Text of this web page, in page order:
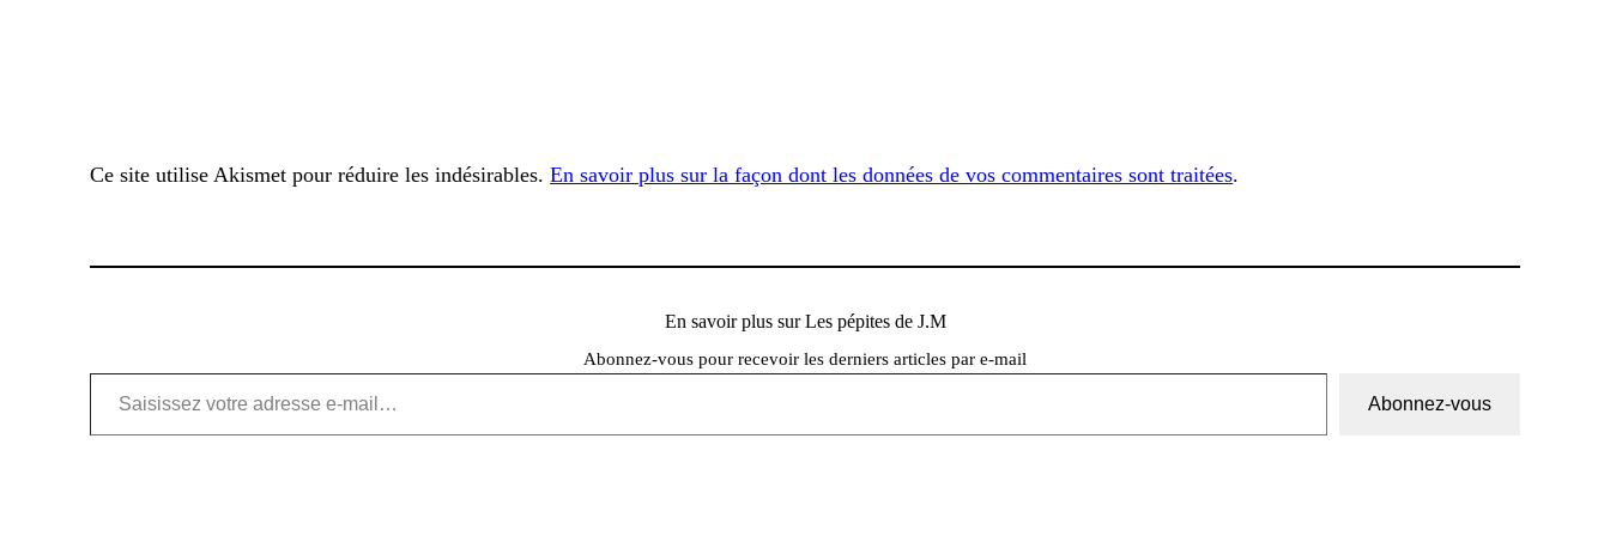
Ce site utilise Akismet pour réduire les indésirables.En savoir plus sur la façon dont les données de vos commentaires sont traitées.
En savoir plus sur Les pépites de J.M
Abonnez-vous pour recevoir les derniers articles par e-mail
Saisissez votre adresse e-mail…
Abonnez-vous